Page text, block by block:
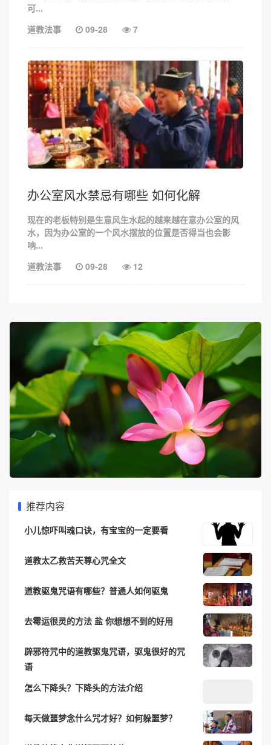
可...
道教法事
09-28 7
办公室风水禁忌有哪些 如何化解
现在的老板特别是生意风生水起的越来越在意办公室的风
水，因为办公室的一个风水摆放的位置是否得当也会影
响...
道教法事
09-28 12
推荐内容
小儿惊吓叫魂口诀，有宝宝的一定要看
道教太乙救苦天尊心咒全文
道教驱鬼咒语有哪些？普通人如何驱鬼
去霉运很灵的方法 盐 你想想不到的好用
辟邪符咒中的道教驱鬼咒语，驱鬼很好的咒
语
怎么下降头？下降头的方法介绍
每天做噩梦念什么咒才好？如何躲噩梦？